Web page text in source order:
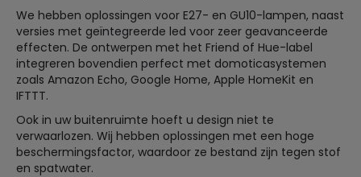
We hebben oplossingen voor E27- en GU10-lampen, naast
versies met geïntegreerde led voor zeer geavanceerde
effecten. De ontwerpen met het Friend of Hue-label
integreren bovendien perfect met domoticasystemen
zoals Amazon Echo, Google Home, Apple HomeKit en
IFTTT.
Ook in uw buitenruimte hoeft u design niet te
verwaarlozen. Wij hebben oplossingen met een hoge
beschermingsfactor, waardoor ze bestand zijn tegen stof
en spatwater.